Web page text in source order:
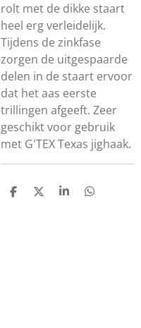
rolt met de dikke staart
heel erg verleidelijk.
Tijdens de zinkfase
zorgen de uitgespaarde
delen in de staart ervoor
dat het aas eerste
trillingen afgeeft. Zeer
geschikt voor gebruik
met G'TEX Texas jighaak.
D
D
S
D